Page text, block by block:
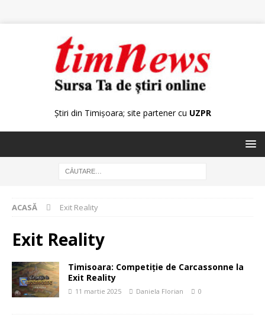
Știri din Timișoara; site partener cu UZPR
ACASĂ Exit Reality
Exit Reality
Timisoara: Competiție de Carcassonne la
Exit Reality
11 martie 2025 Daniela Florian 0